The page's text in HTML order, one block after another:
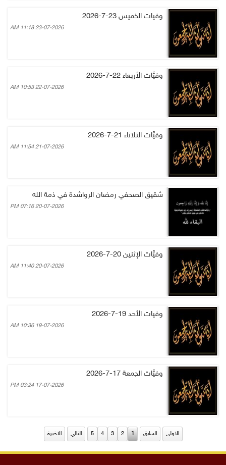
وفيات الخميس 23-7-2026
23-07-2026 11:18 AM
وفيَّات الأربعاء 22-7-2026
22-07-2026 10:53 AM
وفيَّات الثلاثاء 21-7-2026
21-07-2026 11:54 AM
شقيق الصحفي رمضان الرواشدة في ذمة الله
20-07-2026 07:16 PM
وفيَّات الإثنين 20-7-2026
20-07-2026 11:40 AM
وفيات الأحد 19-7-2026
19-07-2026 10:36 AM
وفيَّات الجمعة 17-7-2026
17-07-2026 03:24 PM
الاولى السابق 1
2
3
4
5 التالي الاخيرة